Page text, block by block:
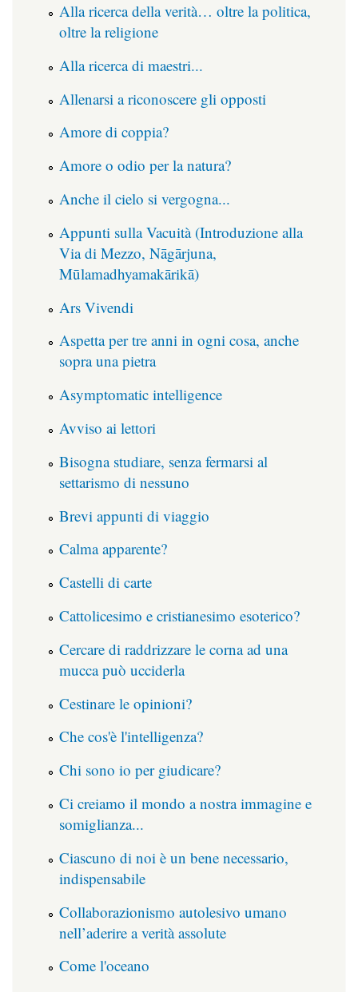
Alla ricerca della verità… oltre la politica,
oltre la religione
Alla ricerca di maestri...
Allenarsi a riconoscere gli opposti
Amore di coppia?
Amore o odio per la natura?
Anche il cielo si vergogna...
Appunti sulla Vacuità (Introduzione alla
Via di Mezzo, Nāgārjuna,
Mūlamadhyamakārikā)
Ars Vivendi
Aspetta per tre anni in ogni cosa, anche
sopra una pietra
Asymptomatic intelligence
Avviso ai lettori
Bisogna studiare, senza fermarsi al
settarismo di nessuno
Brevi appunti di viaggio
Calma apparente?
Castelli di carte
Cattolicesimo e cristianesimo esoterico?
Cercare di raddrizzare le corna ad una
mucca può ucciderla
Cestinare le opinioni?
Che cos'è l'intelligenza?
Chi sono io per giudicare?
Ci creiamo il mondo a nostra immagine e
somiglianza...
Ciascuno di noi è un bene necessario,
indispensabile
Collaborazionismo autolesivo umano
nell’aderire a verità assolute
Come l'oceano